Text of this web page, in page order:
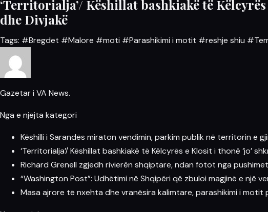
‘Territorialja’/ Këshillat bashkiakë të
dhe Divjakë
Tags: #Bregdet #Malore #moti #Parashikimi i motit #reshje shiu
Gazetar i VA News.
Nga e njëjta kategori
Këshilli i Sarandës miraton vendimin, parkim publik në territorin e
‘Territorialja’/ Këshillat bashkiakë të Këlcyrës e Klosit i thonë ‘jo’
Richard Grenell zgjedh rivierën shqiptare, ndan fotot nga
“Washington Post”: Udhëtimi në Shqipëri që zbuloi magjinë e një
Masa ajrore të nxehta dhe vranësira kalimtare, parashikimi i